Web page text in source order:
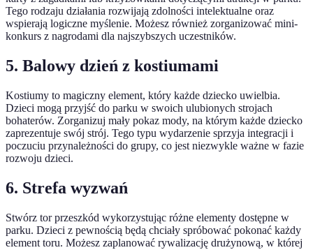
Tego rodzaju działania rozwijają zdolności intelektualne oraz
wspierają logiczne myślenie. Możesz również zorganizować mini-
konkurs z nagrodami dla najszybszych uczestników.
5. Balowy dzień z kostiumami
Kostiumy to magiczny element, który każde dziecko uwielbia.
Dzieci mogą przyjść do parku w swoich ulubionych strojach
bohaterów. Zorganizuj mały pokaz mody, na którym każde dziecko
zaprezentuje swój strój. Tego typu wydarzenie sprzyja integracji i
poczuciu przynależności do grupy, co jest niezwykle ważne w fazie
rozwoju dzieci.
6. Strefa wyzwań
Stwórz tor przeszkód wykorzystując różne elementy dostępne w
parku. Dzieci z pewnością będą chciały spróbować pokonać każdy
element toru. Możesz zaplanować rywalizację drużynową, w której